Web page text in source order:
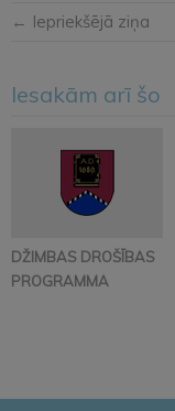
← Iepriekšējā ziņa
Iesakām arī šo
DŽIMBAS DROŠĪBAS
PROGRAMMA